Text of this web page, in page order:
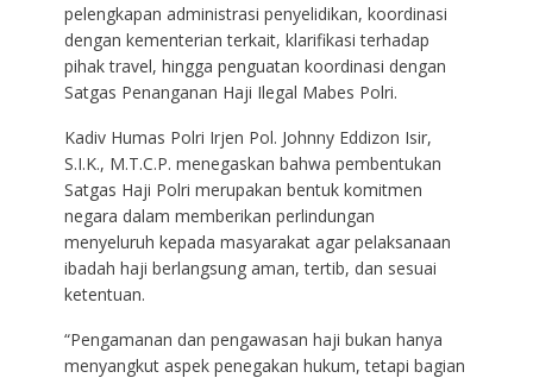
pelengkapan administrasi penyelidikan, koordinasi
dengan kementerian terkait, klarifikasi terhadap
pihak travel, hingga penguatan koordinasi dengan
Satgas Penanganan Haji Ilegal Mabes Polri.
Kadiv Humas Polri Irjen Pol. Johnny Eddizon Isir,
S.I.K., M.T.C.P. menegaskan bahwa pembentukan
Satgas Haji Polri merupakan bentuk komitmen
negara dalam memberikan perlindungan
menyeluruh kepada masyarakat agar pelaksanaan
ibadah haji berlangsung aman, tertib, dan sesuai
ketentuan.
“Pengamanan dan pengawasan haji bukan hanya
menyangkut aspek penegakan hukum, tetapi bagian